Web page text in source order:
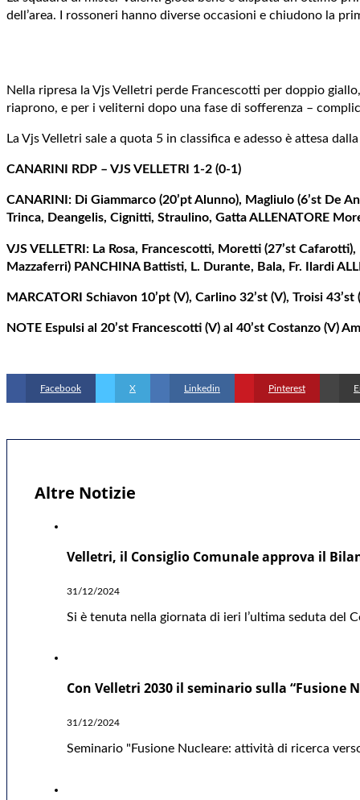
Altre Notizie
Velletri, il Consiglio Comunale approva il
31/12/2024
Si è tenuta nella giornata di ieri l’ultima seduta del
Con Velletri 2030 il seminario sulla “Fusione
31/12/2024
Seminario "Fusione Nucleare: attività di ricerca
dell’area. I rossoneri hanno diverse occasioni e chiudono la
Nella ripresa la Vjs Velletri perde Francescotti per doppio
riaprono, e per i veliterni dopo una fase di sofferenza –
La Vjs Velletri sale a quota 5 in classifica e adesso è attesa
CANARINI RDP – VJS VELLETRI 1-2 (0-1)
CANARINI: Di Giammarco (20’pt Alunno), Magliulo (6’st De
Trinca, Deangelis, Cignitti, Straulino, Gatta ALLENATORE
VJS VELLETRI: La Rosa, Francescotti, Moretti (27’st
Mazzaferri) PANCHINA Battisti, L. Durante, Bala, Fr. Ilardi
MARCATORI Schiavon 10’pt (V), Carlino 32’st (V), Troisi 43’st
NOTE Espulsi al 20’st Francescotti (V) al 40’st Costanzo (V)
Facebook X Linkedin Pinterest